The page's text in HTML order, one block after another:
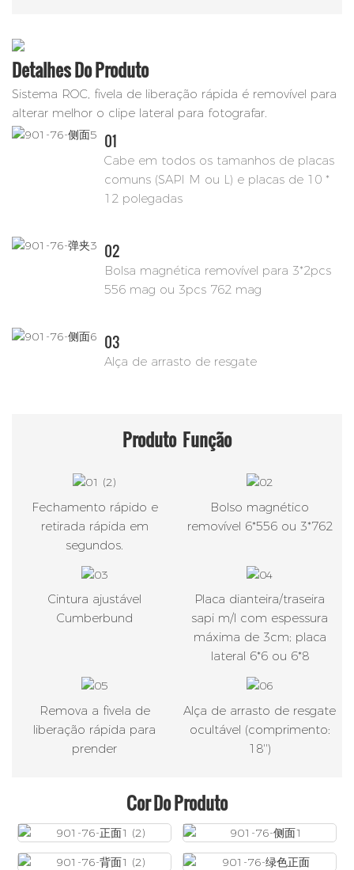
Detalhes Do Produto
Sistema ROC, fivela de liberação rápida é removível para
alterar melhor o clipe lateral para fotografar.
01
Cabe em todos os tamanhos de placas
comuns (SAPI M ou L) e placas de 10 *
12 polegadas
02
Bolsa magnética removível para 3*2pcs
556 mag ou 3pcs 762 mag
03
Alça de arrasto de resgate
Produto Função
Fechamento rápido e
retirada rápida em
segundos.
Bolso magnético
removível 6*556 ou 3*762
Cintura ajustável
Cumberbund
Placa dianteira/traseira
sapi m/l com espessura
máxima de 3cm; placa
lateral 6*6 ou 6*8
Remova a fivela de
liberação rápida para
prender
Alça de arrasto de resgate
ocultável (comprimento:
18'')
Cor Do Produto